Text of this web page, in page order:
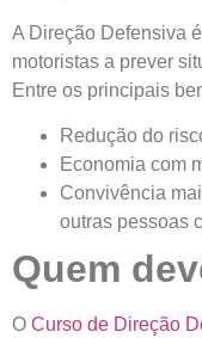
A Direção Defensiva
motoristas a prever
Entre os principais
Redução do
Economia com
Convivência
outras pessoas
Quem
O Curso de Direção